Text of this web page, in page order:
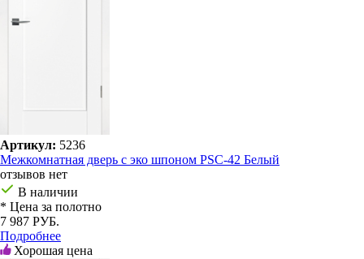
Артикул: 5236
Межкомнатная дверь с эко шпоном PSC-42 Белый
отзывов нет
В наличии
* Цена за полотно
7 987 РУБ.
Подробнее
Хорошая цена